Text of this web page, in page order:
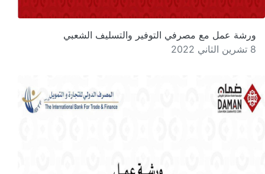
ورشة عمل مع مصرفي التوفير والتسليف الشعبي
8 تشرين الثاني 2022